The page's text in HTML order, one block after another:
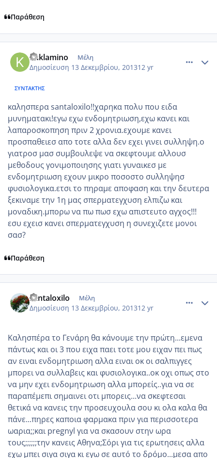
Παράθεση
kuklamino Μέλη
Δημοσίευση 13 Δεκεμβρίου, 201312 yr
ΣΥΝΤΆΚΤΗΣ
καλησπερα santaloxilo!!χαρηκα πολυ που ειδα
μυνηματακι!εγω εχω ενδομητριωση,εχω κανει και
λαπαροσκοπηση πριν 2 χρονια.εχουμε κανει
προσπαθειεσ απο τοτε αλλα δεν εχει γινει συλληψη.ο
γιατροσ μασ συμβουλεψε να σκεφτουμε αλλουσ
μεθοδους γονιμοποιησης γιατι γυναικεσ με
ενδομητριωση εχουν μικρο ποσοστο συλληψησ
φυσιολογικα.ετσι το πηραμε αποφαση και την δευτερα
ξεκιναμε την 1η μας σπερματεγχυση ελπιζω και
μοναδικη.μπορω να πω πωσ εχω απιστευτο αγχος!!!
εσυ εχεισ κανει σπερματεγχυση η συνεχιζετε μονοι
σασ?
Παράθεση
santaloxilo Μέλη
Δημοσίευση 13 Δεκεμβρίου, 201312 yr
Καλησπέρα το Γενάρη θα κάνουμε την πρώτη...εμενα
πάντως και οι 3 που ειχα παει τοτε μου ειχαν πει πως
αν ειναι ενδομητριωση αλλα ειναι οκ οι σαλπιγγες
μπορει να συλλαβεις και φυσιολογικα..οκ οχι οπως στο
να μην εχει ενδομητριωση αλλα μπορείς..για να σε
παραπέμεπι σημαινει οτι μπορεις...να σκεφτεσαι
θετικά να κανεις την προσευχουλα σου κι ολα καλα θα
πάνε...πηρες καποια φαρμακα πριν για περισσοτερα
ωαρια;;και pregnyl για να σκασουν στην ωρα
τους;;;;;;την κανεις Αθηνα;Σόρι για τις ερωτησεις αλλα
εχω μπει σιγα σιγα κι εγω σε αυτό το δρόμο...μεσα απο